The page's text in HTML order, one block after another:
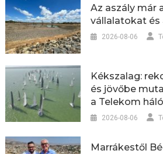
Az aszály már
vállalatokat és
2026-08-06
Kékszalag:
és jövőbe
a Telekom
2026-08-06
Marrákestől